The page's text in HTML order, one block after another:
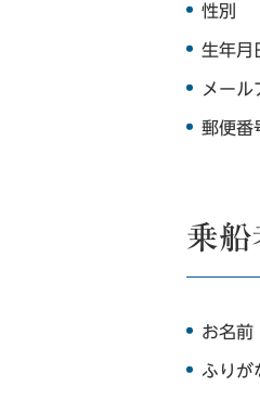
性別
生年月
メール
郵便番
乗船
お名前
ふりが